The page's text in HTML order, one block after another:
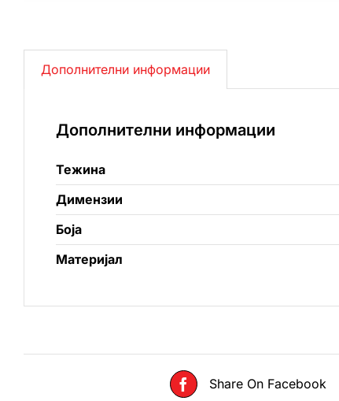
Дополнителни информации
Дополнителни информации
Тежина
Димензии
Боја
Материјал
Share On Facebook